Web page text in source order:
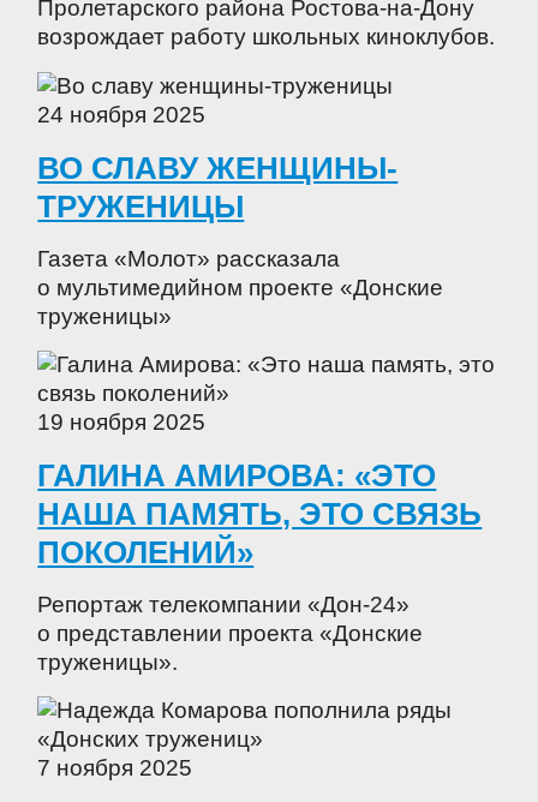
Пролетарского района Ростова-на-Дону
возрождает работу школьных киноклубов.
24 ноября 2025
ВО СЛАВУ ЖЕНЩИНЫ-
ТРУЖЕНИЦЫ
Газета «Молот» рассказала
о мультимедийном проекте «Донские
труженицы»
19 ноября 2025
ГАЛИНА АМИРОВА: «ЭТО
НАША ПАМЯТЬ, ЭТО СВЯЗЬ
ПОКОЛЕНИЙ»
Репортаж телекомпании «Дон-24»
о представлении проекта «Донские
труженицы».
7 ноября 2025